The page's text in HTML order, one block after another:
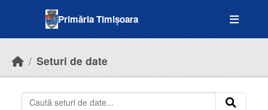
Primăria Timișoara
Seturi de date